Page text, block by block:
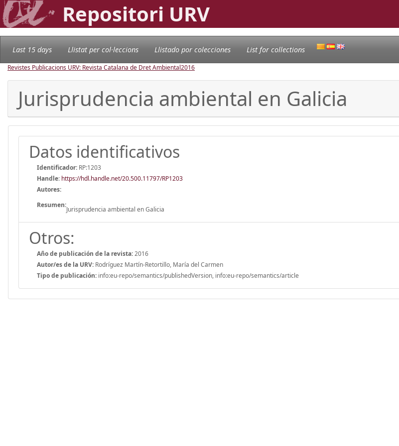
Repositori URV
Last 15 days Llistat per col·leccions Llistado por colecciones List for collections
Revistes Publicacions URV: Revista Catalana de Dret Ambiental2016
Jurisprudencia ambiental en Galicia
Datos identificativos
Identificador: RP:1203
Handle: https://hdl.handle.net/20.500.11797/RP1203
Autores:
Resumen:
Jurisprudencia ambiental en Galicia
Otros:
Año de publicación de la revista:2016
Autor/es de la URV: Rodríguez Martín-Retortillo, María del Carmen
Tipo de publicación: info:eu-repo/semantics/publishedVersion, info:eu-repo/semantics/article